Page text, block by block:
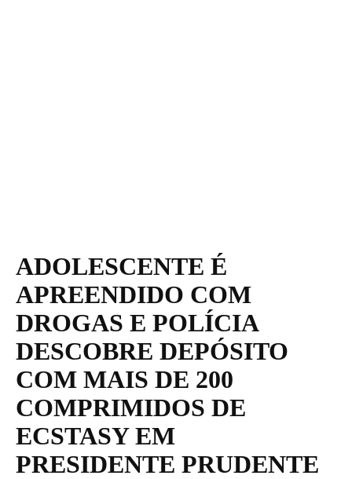
ADOLESCENTE É
APREENDIDO COM
DROGAS E POLÍCIA
DESCOBRE DEPÓSITO
COM MAIS DE 200
COMPRIMIDOS DE
ECSTASY EM
PRESIDENTE PRUDENTE